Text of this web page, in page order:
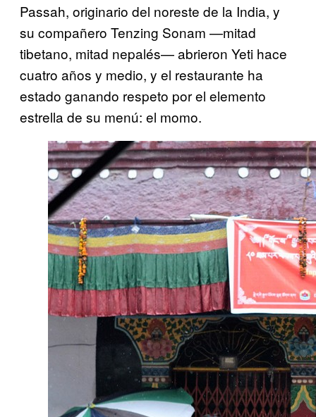
Passah, originario del noreste de la India, y
su compañero Tenzing Sonam —mitad
tibetano, mitad nepalés— abrieron Yeti hace
cuatro años y medio, y el restaurante ha
estado ganando respeto por el elemento
estrella de su menú: el momo.